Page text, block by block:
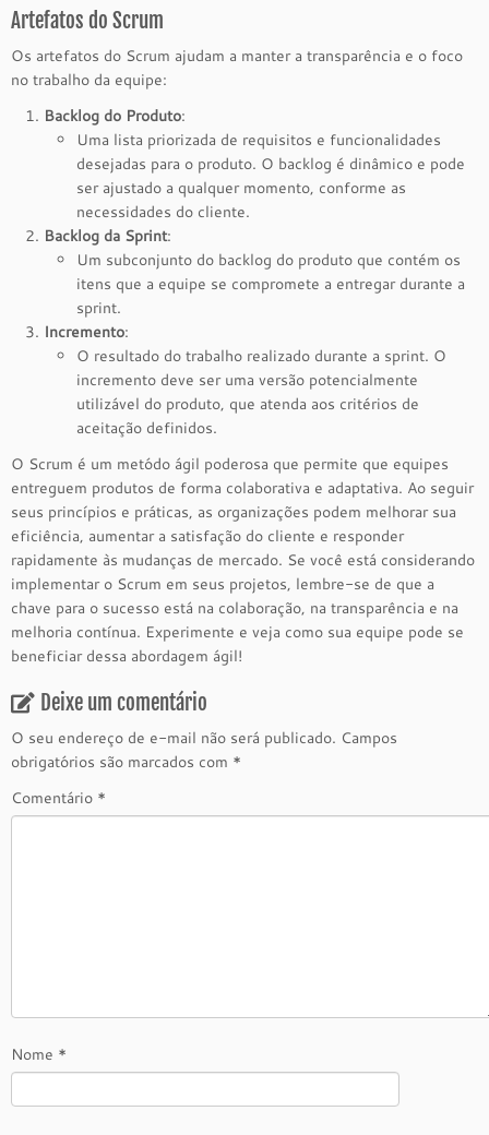
Artefatos do Scrum
Os artefatos do Scrum ajudam a manter a transparência e o foco
no trabalho da equipe:
Backlog do Produto:
Uma lista priorizada de requisitos e funcionalidades
desejadas para o produto. O backlog é dinâmico e pode
ser ajustado a qualquer momento, conforme as
necessidades do cliente.
Backlog da Sprint:
Um subconjunto do backlog do produto que contém os
itens que a equipe se compromete a entregar durante a
sprint.
Incremento:
O resultado do trabalho realizado durante a sprint. O
incremento deve ser uma versão potencialmente
utilizável do produto, que atenda aos critérios de
aceitação definidos.
O Scrum é um metódo ágil poderosa que permite que equipes
entreguem produtos de forma colaborativa e adaptativa. Ao seguir
seus princípios e práticas, as organizações podem melhorar sua
eficiência, aumentar a satisfação do cliente e responder
rapidamente às mudanças de mercado. Se você está considerando
implementar o Scrum em seus projetos, lembre-se de que a
chave para o sucesso está na colaboração, na transparência e na
melhoria contínua. Experimente e veja como sua equipe pode se
beneficiar dessa abordagem ágil!
Deixe um comentário
O seu endereço de e-mail não será publicado. Campos
obrigatórios são marcados com *
Comentário *
Nome *